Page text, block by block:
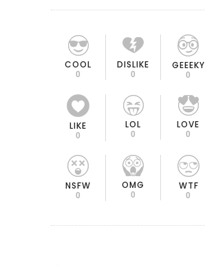
COOL
0
DISLIKE
0
GEEEKY
0
LIKE
0
LOL
0
LOVE
0
NSFW
0
OMG
0
WTF
0